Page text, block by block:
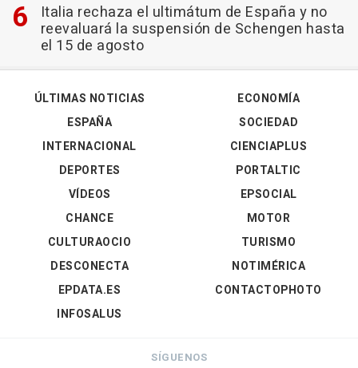
Italia rechaza el ultimátum de España y no
reevaluará la suspensión de Schengen hasta
el 15 de agosto
ÚLTIMAS NOTICIAS
ESPAÑA
INTERNACIONAL
DEPORTES
VÍDEOS
ECONOMÍA
SOCIEDAD
CIENCIAPLUS
PORTALTIC
EPSOCIAL
CHANCE
CULTURAOCIO
DESCONECTA
EPDATA.ES
INFOSALUS
MOTOR
TURISMO
NOTIMÉRICA
CONTACTOPHOTO
SÍGUENOS